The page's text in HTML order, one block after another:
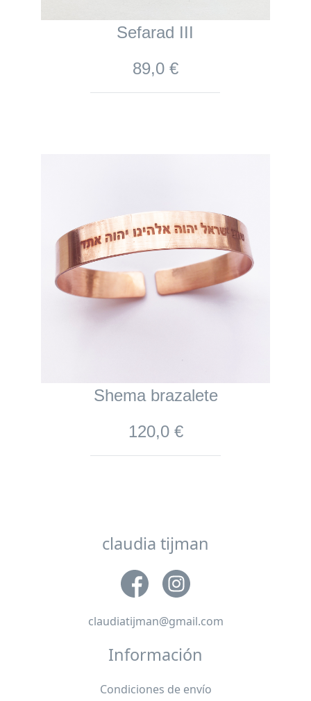
Sefarad III
89,0 €
Shema brazalete
120,0 €
claudia tijman
claudiatijman@gmail.com
Información
Condiciones de envío